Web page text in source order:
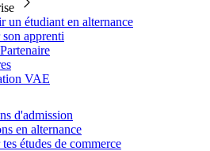
un étudiant en alternance
apprenti
VAE
d'admission
en alternance
études de commerce